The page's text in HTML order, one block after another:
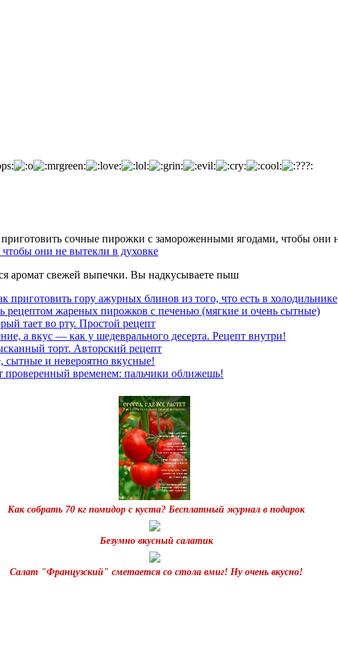
они не вытекли в духовке
аромат свежей выпечки. Вы надкусываете пыш
гору ажурных блинов из того, что есть в холодильнике
рецептом жареных пирожков с печенью (мягкие и очень сытные)
тает во рту. Простой рецепт
а вкус — как у шедеврального десерта. Рецепт внутри!
торт. Авторский рецепт
и невероятно вкусные!
временем: пальчики оближешь!
Как собрать 70 кг помидор с куста? Бесплатный журнал в подарок
Безумно вкусный салатик
Салат "Французский" сметается со стола вмиг! Ну очень вкусно!